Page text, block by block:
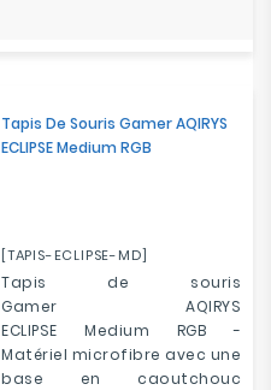
Tapis De Souris Gamer AQIRYS
ECLIPSE Medium RGB
[TAPIS-ECLIPSE-MD]
Tapis de souris
Gamer AQIRYS
ECLIPSE Medium RGB -
Matériel microfibre avec une
base en caoutchouc